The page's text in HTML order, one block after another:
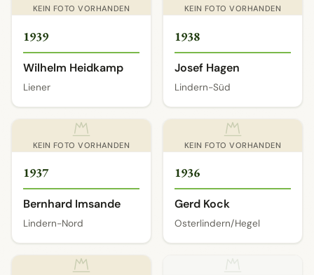
KEIN FOTO VORHANDEN
1939
Wilhelm Heidkamp
Liener
KEIN FOTO VORHANDEN
1938
Josef Hagen
Lindern-Süd
KEIN FOTO VORHANDEN
1937
Bernhard Imsande
Lindern-Nord
KEIN FOTO VORHANDEN
1936
Gerd Kock
Osterlindern/Hegel